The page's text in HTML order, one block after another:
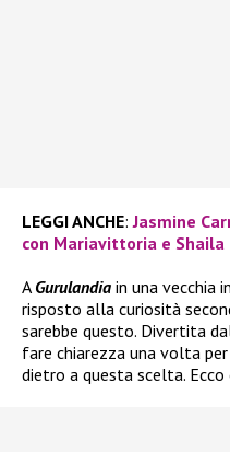
LEGGI ANCHE:Jasmine
con Mariavittoria e Shaila
A Gurulandia in una vecchia
risposto alla curiosità
sarebbe questo. Divertita
fare chiarezza una volta
dietro a questa scelta.